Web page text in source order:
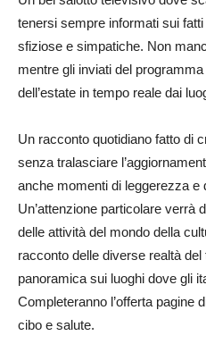
tenersi sempre informati sui
sfiziose e simpatiche. Non
mentre gli inviati del
dell’estate in tempo reale dai
Un racconto quotidiano fatto di
senza tralasciare
anche momenti di leggerezza e
Un’attenzione particolare verrà
delle attività del mondo della
racconto delle diverse realtà
panoramica sui luoghi dove gli
Completeranno l’offerta pagine
cibo e salute.